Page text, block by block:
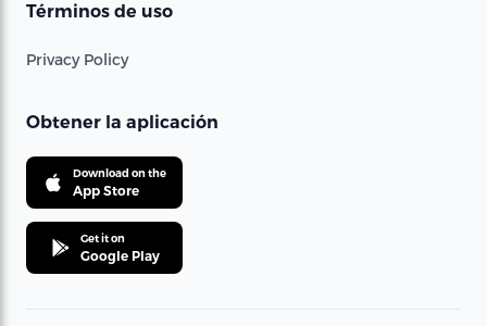
Términos de uso
Privacy Policy
Obtener la aplicación
Download on the
App Store
Get it on
Google Play